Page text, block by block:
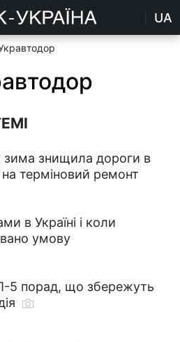
UA
знищила дороги в
на терміновий ремонт
в Україні і коли
умову
5 порад, що збережуть